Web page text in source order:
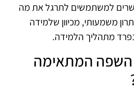
למשתמשים לתרגל את מה
משמעותי, מכיוון שלמידה
מתהליך הלמידה.
השפה המתאימה